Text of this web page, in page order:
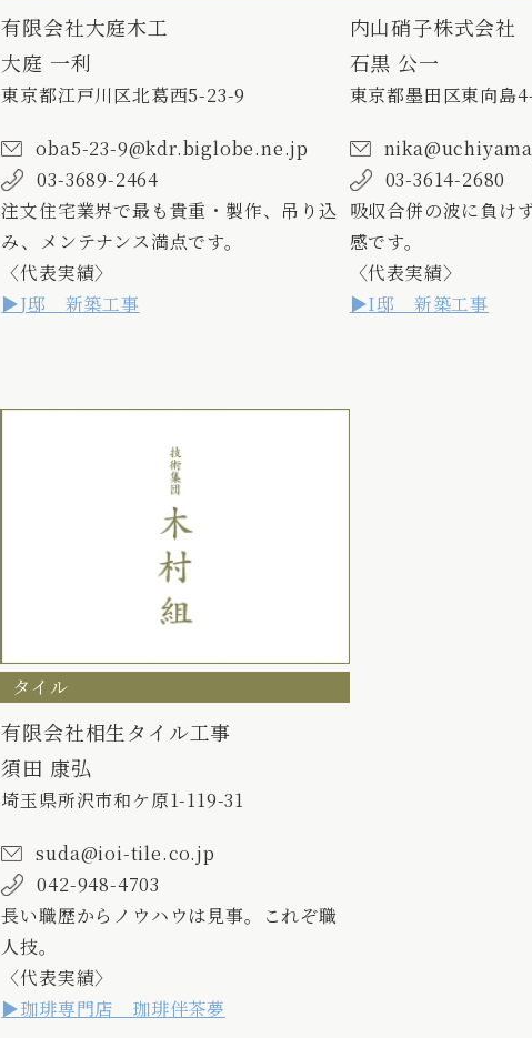
有限会社大庭木工
大庭 一利
東京都江戸川区北葛西5-23-9
oba5-23-9@kdr.biglobe.ne.jp
03-3689-2464
注文住宅業界で最も貴重・製作、吊り込
み、メンテナンス満点です。
〈代表実績〉
J邸 新築工事
内山硝子株式会社
石黒 公一
東京都墨田区東向島
03-3614-2680
吸収合併の波に負け
感です。
〈代表実績〉
I邸 新築工事
タイル
有限会社相生タイル工事
須田 康弘
埼玉県所沢市和ケ原1-119-31
suda@ioi-tile.co.jp
042-948-4703
長い職歴からノウハウは見事。これぞ職
人技。
〈代表実績〉
珈琲専門店 珈琲伴茶夢